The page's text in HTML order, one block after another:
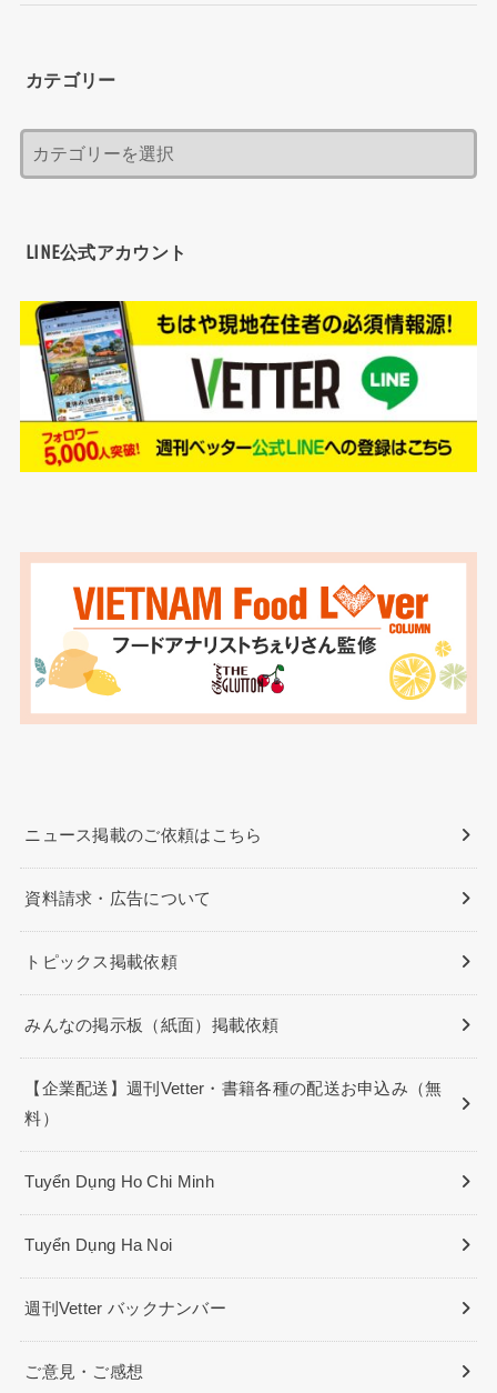
カテゴリー
LINE公式アカウント
ニュース掲載のご依頼はこちら
資料請求・広告について
トピックス掲載依頼
みんなの掲示板（紙面）掲載依頼
【企業配送】週刊Vetter・書籍各種の配送お申込み（無
料）
Tuyển Dụng Ho Chi Minh
Tuyển Dụng Ha Noi
週刊Vetter バックナンバー
ご意見・ご感想